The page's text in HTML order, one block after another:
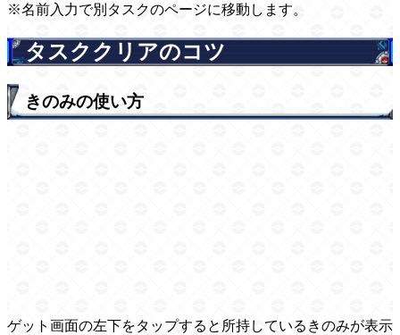
※名前入力で別タスクのページに移動します。
タスククリアのコツ
きのみの使い方
ゲット画面の左下をタップすると所持しているきのみが表示